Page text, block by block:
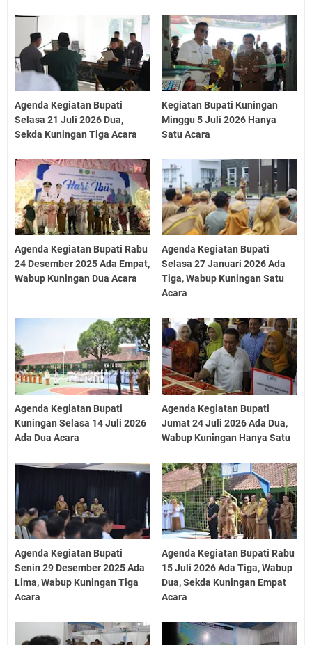
Agenda Kegiatan Bupati
Selasa 21 Juli 2026 Dua,
Sekda Kuningan Tiga Acara
Kegiatan Bupati Kuningan
Minggu 5 Juli 2026 Hanya
Satu Acara
Agenda Kegiatan Bupati Rabu
24 Desember 2025 Ada Empat,
Wabup Kuningan Dua Acara
Agenda Kegiatan Bupati
Selasa 27 Januari 2026 Ada
Tiga, Wabup Kuningan Satu
Acara
Agenda Kegiatan Bupati
Kuningan Selasa 14 Juli 2026
Ada Dua Acara
Agenda Kegiatan Bupati
Jumat 24 Juli 2026 Ada Dua,
Wabup Kuningan Hanya Satu
Agenda Kegiatan Bupati
Senin 29 Desember 2025 Ada
Lima, Wabup Kuningan Tiga
Acara
Agenda Kegiatan Bupati Rabu
15 Juli 2026 Ada Tiga, Wabup
Dua, Sekda Kuningan Empat
Acara